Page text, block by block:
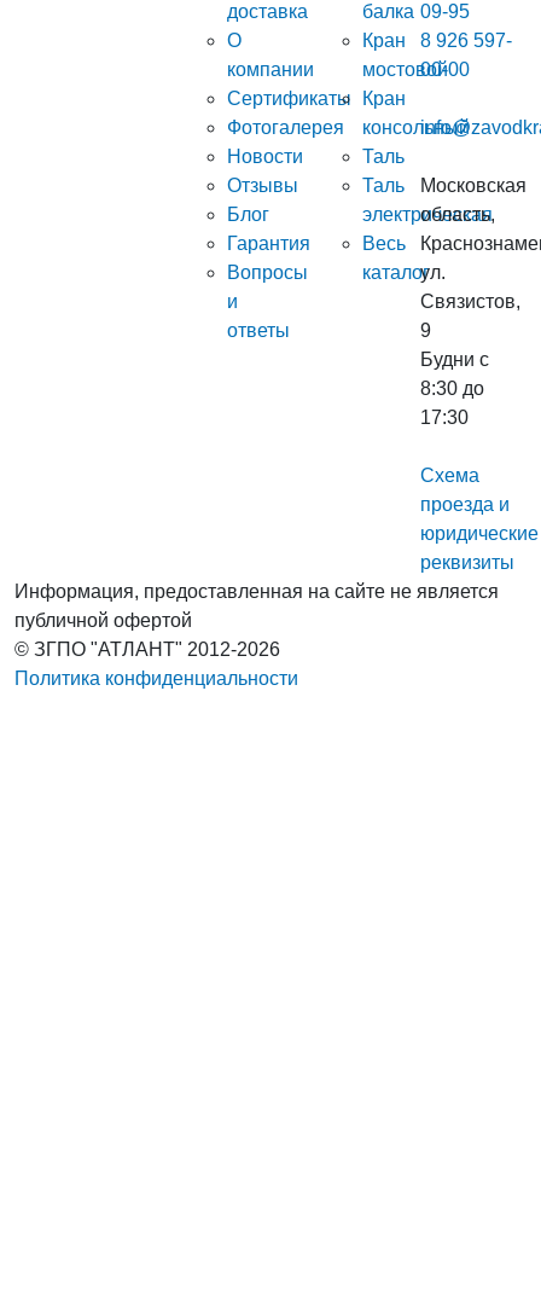
доставка
О
компании
Сертификаты
Фотогалерея
Новости
Отзывы
Блог
Гарантия
Вопросы
и
ответы
балка
Кран
мостовой
Кран
консольный
Таль
Таль
электрическая
Весь
каталог
09-95
8 926 597-
00-00
Московская
область,
ул.
Связистов,
9
Будни с
8:30 до
17:30
Схема
проезда и
юридические
реквизиты
Информация, предоставленная на сайте не является
публичной офертой
© ЗГПО "АТЛАНТ" 2012-2026
Политика конфиденциальности